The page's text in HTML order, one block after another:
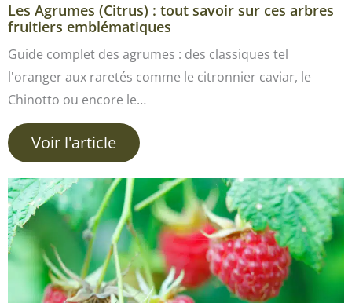
Les Agrumes (Citrus) : tout savoir sur ces arbres
fruitiers emblématiques
Guide complet des agrumes : des classiques tel
l'oranger aux raretés comme le citronnier caviar, le
Chinotto ou encore le…
Voir l'article